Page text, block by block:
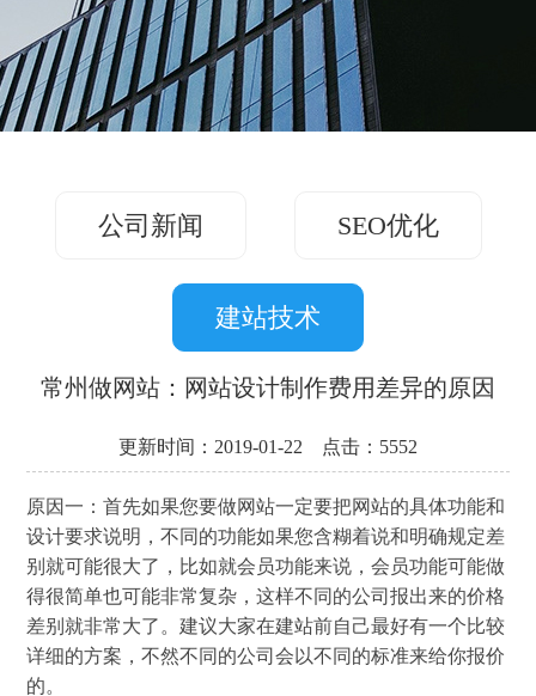
方
案
改
版
务
案
关
于
联
公司新闻 SEO优化
建站技术
常州做网站：网站设计制作费用差异的原因
更新时间：2019-01-22 点击：5552
原因一：首先如果您要做网站一定要把网站的具体功能和
设计要求说明，不同的功能如果您含糊着说和明确规定差
别就可能很大了，比如就会员功能来说，会员功能可能做
得很简单也可能非常复杂，这样不同的公司报出来的价格
差别就非常大了。建议大家在建站前自己最好有一个比较
详细的方案，不然不同的公司会以不同的标准来给你报价
的。